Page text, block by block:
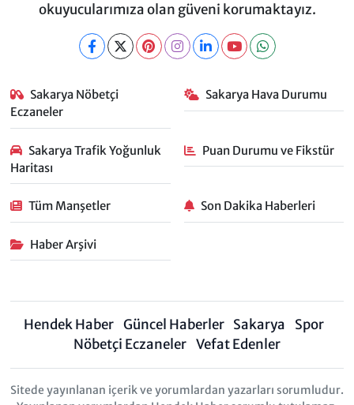
okuyucularımıza olan güveni korumaktayız.
Sakarya Nöbetçi
Eczaneler
Sakarya Hava Durumu
Sakarya Trafik Yoğunluk
Haritası
Puan Durumu ve Fikstür
Tüm Manşetler Son Dakika Haberleri
Haber Arşivi
Hendek Haber Güncel Haberler Sakarya
Spor
Nöbetçi Eczaneler Vefat Edenler
Sitede yayınlanan içerik ve yorumlardan yazarları sorumludur.